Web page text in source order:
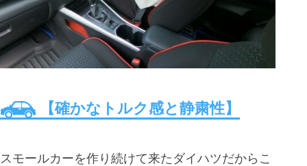
【確かなトルク感と静粛性】
スモールカーを作り続けて来たダイハツだからこ